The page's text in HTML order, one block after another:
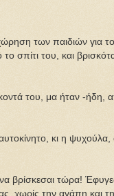
των παιδιών για
σπίτι του, και
του, μα ήταν -ήδη,
κι η ψυχούλα,
βρίσκεσαι τώρα!
χωρίς την αγάπη και